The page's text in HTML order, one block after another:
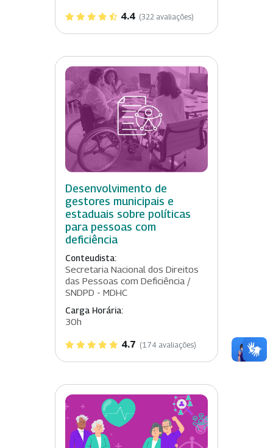
4.4 (322 avaliações)
Desenvolvimento de
gestores municipais e
estaduais sobre políticas
para pessoas com
deficiência
Conteudista:
Secretaria Nacional dos Direitos
das Pessoas com Deficiência /
SNDPD - MDHC
Carga Horária:
30h
4.7 (174 avaliações)